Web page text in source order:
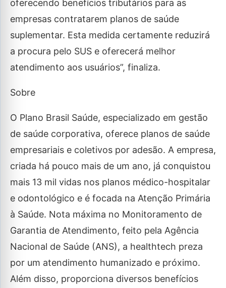
oferecendo benefícios tributários para as
empresas contratarem planos de saúde
suplementar. Esta medida certamente reduzirá
a procura pelo SUS e oferecerá melhor
atendimento aos usuários”, finaliza.
Sobre
O Plano Brasil Saúde, especializado em gestão
de saúde corporativa, oferece planos de saúde
empresariais e coletivos por adesão. A empresa,
criada há pouco mais de um ano, já conquistou
mais 13 mil vidas nos planos médico-hospitalar
e odontológico e é focada na Atenção Primária
à Saúde. Nota máxima no Monitoramento de
Garantia de Atendimento, feito pela Agência
Nacional de Saúde (ANS), a healthtech preza
por um atendimento humanizado e próximo.
Além disso, proporciona diversos benefícios